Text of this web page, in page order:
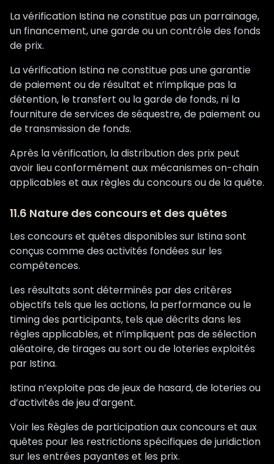
La vérification Istina ne constitue pas un parrainage,
un financement, une garde ou un contrôle des fonds
de prix.
La vérification Istina ne constitue pas une garantie
de paiement ou de résultat et n’implique pas la
détention, le transfert ou la garde de fonds, ni la
fourniture de services de séquestre, de paiement ou
de transmission de fonds.
Après la vérification, la distribution des prix peut
avoir lieu conformément aux mécanismes on-chain
applicables et aux règles du concours ou de la quête.
11.6 Nature des concours et des quêtes
Les concours et quêtes disponibles sur Istina sont
conçus comme des activités fondées sur les
compétences.
Les résultats sont déterminés par des critères
objectifs tels que les actions, la performance ou le
timing des participants, tels que décrits dans les
règles applicables, et n’impliquent pas de sélection
aléatoire, de tirages au sort ou de loteries exploités
par Istina.
Istina n’exploite pas de jeux de hasard, de loteries ou
d’activités de jeu d’argent.
Voir les Règles de participation aux concours et aux
quêtes pour les restrictions spécifiques de juridiction
sur les entrées payantes et les prix.